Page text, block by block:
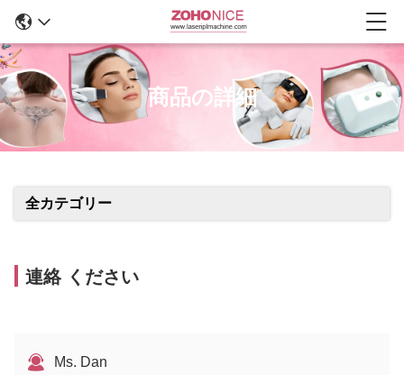
商品の詳細
全カテゴリー
連絡 ください
Ms. Dan